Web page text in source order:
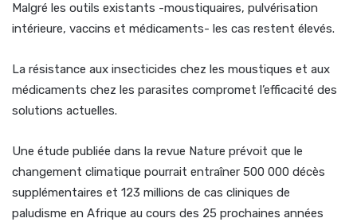
Malgré les outils existants -moustiquaires, pulvérisation
intérieure, vaccins et médicaments- les cas restent élevés.
La résistance aux insecticides chez les moustiques et aux
médicaments chez les parasites compromet l’efficacité des
solutions actuelles.
Une étude publiée dans la revue Nature prévoit que le
changement climatique pourrait entraîner 500 000 décès
supplémentaires et 123 millions de cas cliniques de
paludisme en Afrique au cours des 25 prochaines années